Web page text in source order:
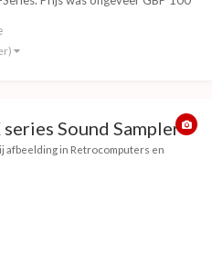
bestuurd worden via het
of met e...
Sound Sampler
afbeelding in Retrocomputers en